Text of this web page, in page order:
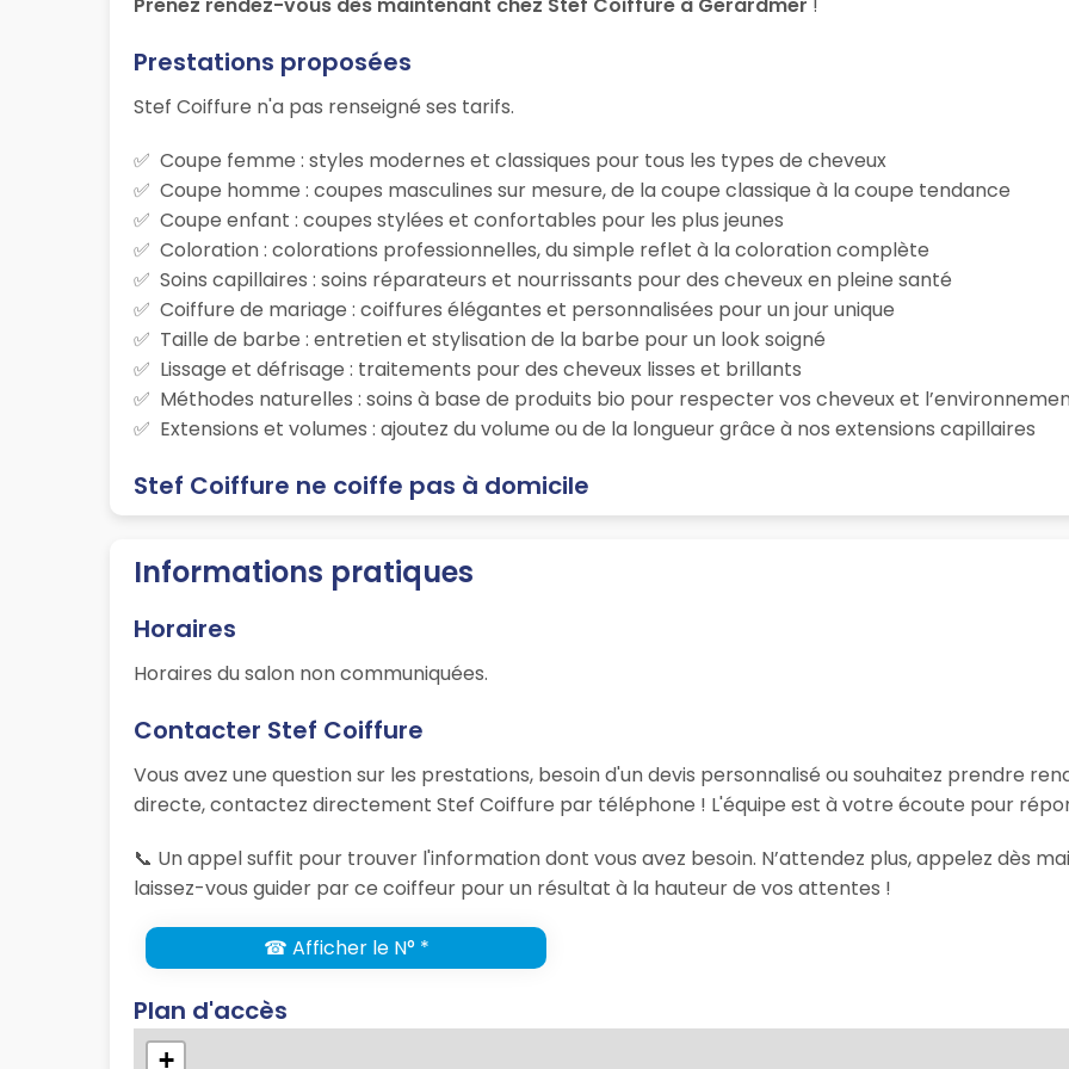
Prenez rendez-vous dès maintenant chez Stef Coiffure à Gerardmer !
Prestations proposées
Stef Coiffure n'a pas renseigné ses tarifs.
Coupe femme : styles modernes et classiques pour tous les types de cheveux
Coupe homme : coupes masculines sur mesure, de la coupe classique à la coupe tendance
Coupe enfant : coupes stylées et confortables pour les plus jeunes
Coloration : colorations professionnelles, du simple reflet à la coloration complète
Soins capillaires : soins réparateurs et nourrissants pour des cheveux en pleine santé
Coiffure de mariage : coiffures élégantes et personnalisées pour un jour unique
Taille de barbe : entretien et stylisation de la barbe pour un look soigné
Lissage et défrisage : traitements pour des cheveux lisses et brillants
Méthodes naturelles : soins à base de produits bio pour respecter vos cheveux et
Extensions et volumes : ajoutez du volume ou de la longueur grâce à nos extensions capillaires
Stef Coiffure ne coiffe pas à domicile
Informations pratiques
Horaires
Horaires du salon non communiquées.
Contacter Stef Coiffure
Vous avez une question sur les prestations, besoin d'un devis personnalisé ou souhaitez prendre
directe, contactez directement Stef Coiffure par téléphone ! L'équipe est à votre écoute pour
📞 Un appel suffit pour trouver l'information dont vous avez besoin. N’attendez plus, appelez dès
laissez-vous guider par ce coiffeur pour un résultat à la hauteur de vos attentes !
☎ Afficher le N° *
Plan d'accès
+